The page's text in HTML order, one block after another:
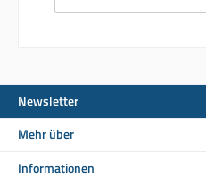
Newsletter
Mehr über
Informationen